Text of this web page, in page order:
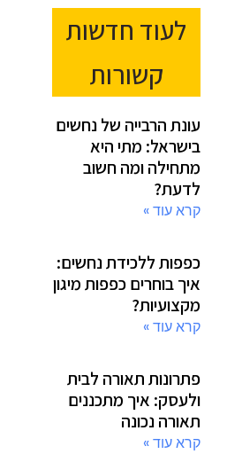
לעוד חדשות
קשורות
עונת הרבייה של נחשים
בישראל: מתי היא
מתחילה ומה חשוב
לדעת?
קרא עוד »
כפפות ללכידת נחשים:
איך בוחרים כפפות מיגון
מקצועיות?
קרא עוד »
פתרונות תאורה לבית
ולעסק: איך מתכננים
תאורה נכונה
קרא עוד »